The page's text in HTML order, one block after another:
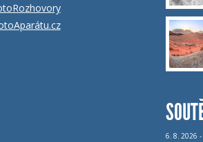
6. 8. 2026 -